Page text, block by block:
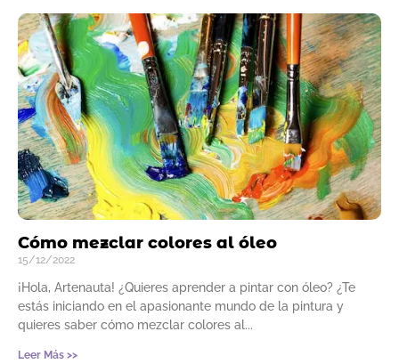
Cómo mezclar colores al óleo
15/12/2022
¡Hola, Artenauta! ¿Quieres aprender a pintar con óleo? ¿Te
estás iniciando en el apasionante mundo de la pintura y
quieres saber cómo mezclar colores al
Leer Más >>